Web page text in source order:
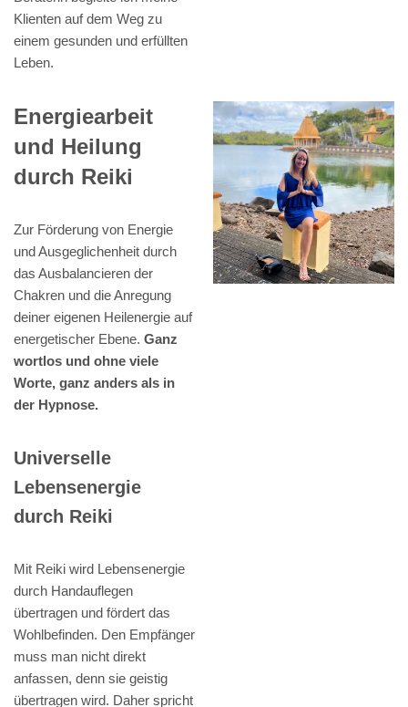
Klienten auf dem Weg zu
einem gesunden und erfüllten
Leben.
Energiearbeit
und Heilung
durch Reiki
Zur Förderung von Energie
und Ausgeglichenheit durch
das Ausbalancieren der
Chakren und die Anregung
deiner eigenen Heilenergie auf
energetischer Ebene. Ganz
wortlos und ohne viele
Worte, ganz anders als in
der Hypnose.
Universelle
Lebensenergie
durch Reiki
Mit Reiki wird Lebensenergie
durch Handauflegen
übertragen und fördert das
Wohlbefinden. Den Empfänger
muss man nicht direkt
anfassen, denn sie geistig
übertragen wird. Daher spricht